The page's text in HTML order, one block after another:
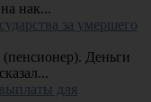
нак...
за умершего
(пенсионер). Деньги
для